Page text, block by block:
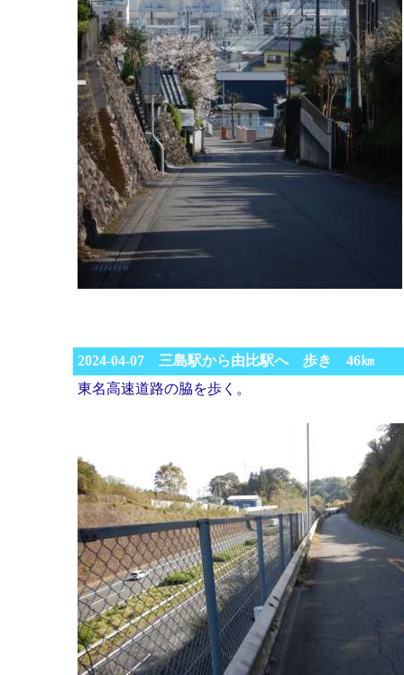
2024-04-07 三島駅から由比駅へ 歩き 46㎞
東名高速道路の脇を歩く。